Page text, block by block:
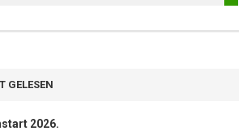
GELESEN
2026.